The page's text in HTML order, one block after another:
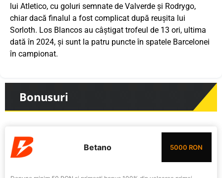
lui Atletico, cu goluri semnate de Valverde și Rodrygo,
chiar dacă finalul a fost complicat după reușita lui
Sorloth. Los Blancos au câștigat trofeul de 13 ori, ultima
dată în 2024, și sunt la patru puncte în spatele Barcelonei
în campionat.
Bonusuri
Betano 5000 RON